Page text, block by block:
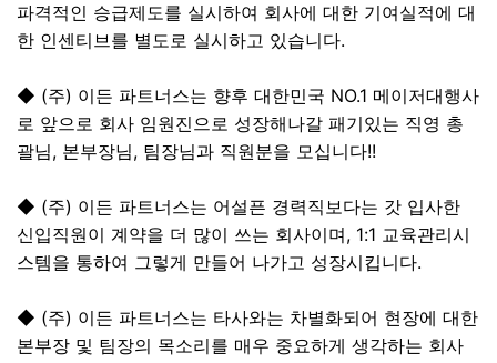
파격적인 승급제도를 실시하여 회사에 대한 기여실적에 대
한 인센티브를 별도로 실시하고 있습니다.
◆ (주) 이든 파트너스는 향후 대한민국 NO.1 메이저대행사
로 앞으로 회사 임원진으로 성장해나갈 패기있는 직영 총
괄님, 본부장님, 팀장님과 직원분을 모십니다!!
◆ (주) 이든 파트너스는 어설픈 경력직보다는 갓 입사한
신입직원이 계약을 더 많이 쓰는 회사이며, 1:1 교육관리시
스템을 통하여 그렇게 만들어 나가고 성장시킵니다.
◆ (주) 이든 파트너스는 타사와는 차별화되어 현장에 대한
본부장 및 팀장의 목소리를 매우 중요하게 생각하는 회사